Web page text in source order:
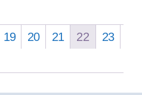
19 20 21 22
23